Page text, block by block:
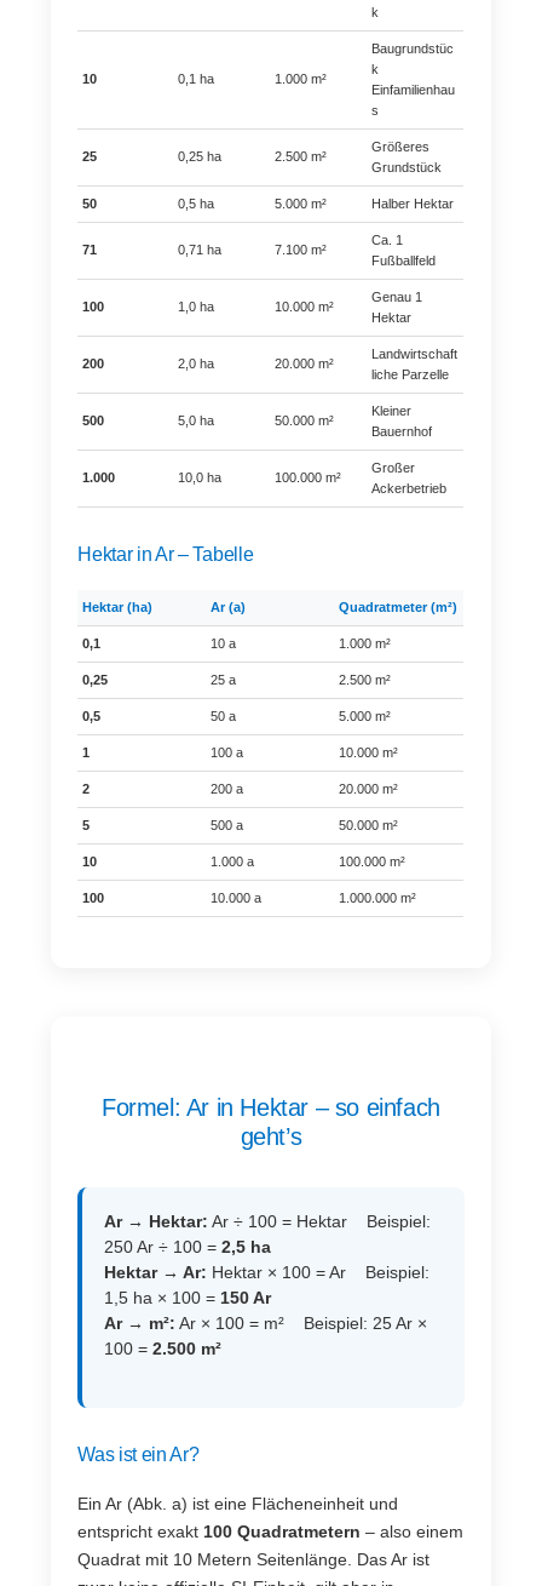
k
10 0,1 ha 1.000 m²
Baugrundstüc
k
Einfamilienhau
s
25 0,25 ha 2.500 m²
Größeres
Grundstück
50 0,5 ha 5.000 m² Halber Hektar
71 0,71 ha 7.100 m²
Ca. 1
Fußballfeld
100 1,0 ha 10.000 m²
Genau 1
Hektar
200 2,0 ha 20.000 m²
Landwirtschaft
liche Parzelle
500 5,0 ha 50.000 m²
Kleiner
Bauernhof
1.000 10,0 ha 100.000 m²
Großer
Ackerbetrieb
Hektar in Ar – Tabelle
Hektar (ha) Ar (a) Quadratmeter (m²)
0,1 10 a 1.000 m²
0,25 25 a 2.500 m²
0,5 50 a 5.000 m²
1 100 a 10.000 m²
2 200 a 20.000 m²
5 500 a 50.000 m²
10 1.000 a 100.000 m²
100 10.000 a 1.000.000 m²
Formel: Ar in Hektar – so einfach
geht’s
Ar → Hektar: Ar ÷ 100 = Hektar Beispiel:
250 Ar ÷ 100 =2,5 ha
Hektar → Ar: Hektar × 100 = Ar Beispiel:
1,5 ha × 100 = 150 Ar
Ar → m²: Ar × 100 = m² Beispiel: 25 Ar ×
100 =2.500 m²
Was ist ein Ar?
Ein Ar (Abk. a) ist eine Flächeneinheit und
entspricht exakt 100 Quadratmetern – also einem
Quadrat mit 10 Metern Seitenlänge. Das Ar ist